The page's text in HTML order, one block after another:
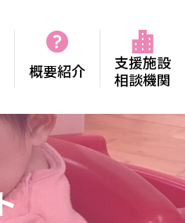
概要紹介
支援施設
相談機関